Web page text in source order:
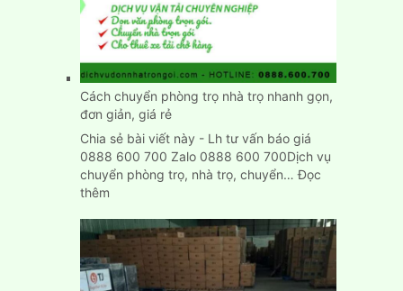
nhập
trạch
nhanh
chính
xác
Cách chuyển phòng trọ nhà trọ nhanh gọn,
đơn giản, giá rẻ
Chia sẻ bài viết này - Lh tư vấn báo giá
0888 600 700 Zalo 0888 600 700Dịch vụ
chuyển phòng trọ, nhà trọ, chuyển…Đọc
thêm:
chuyển
phòng
trọ
nhà